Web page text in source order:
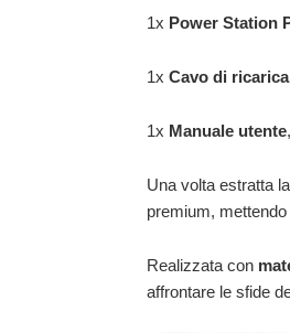
1x Power Station
1x Cavo di
1x Manuale utente
Una volta estratta la
premium,
Realizzata con
affrontare le sfide